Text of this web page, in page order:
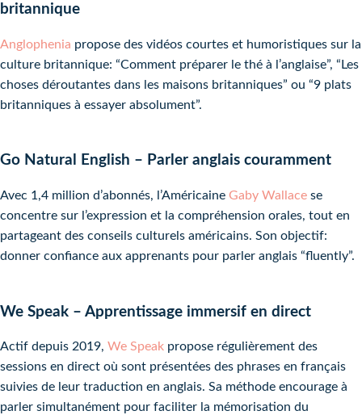
britannique
Anglophenia propose des vidéos courtes et humoristiques sur la
culture britannique: “Comment préparer le thé à l’anglaise”, “Les
choses déroutantes dans les maisons britanniques” ou “9 plats
britanniques à essayer absolument”.
Go Natural English – Parler anglais couramment
Avec 1,4 million d’abonnés, l’Américaine Gaby Wallace se
concentre sur l’expression et la compréhension orales, tout en
partageant des conseils culturels américains. Son objectif:
donner confiance aux apprenants pour parler anglais “fluently”.
We Speak – Apprentissage immersif en direct
Actif depuis 2019, We Speak propose régulièrement des
sessions en direct où sont présentées des phrases en français
suivies de leur traduction en anglais. Sa méthode encourage à
parler simultanément pour faciliter la mémorisation du